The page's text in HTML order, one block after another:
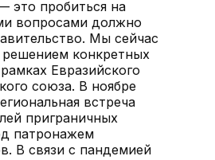
это пробиться на
вопросами должно
Мы сейчас
конкретных
Евразийского
союза. В ноябре
встреча
приграничных
патронажем
В связи с пандемией